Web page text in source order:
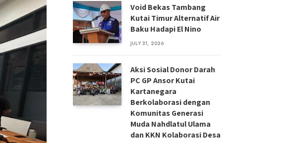
Void Bekas Tambang
Kutai Timur Alternatif Air
Baku Hadapi El Nino
JULY 31, 2026
Aksi Sosial Donor Darah
PC GP Ansor Kutai
Kartanegara
Berkolaborasi dengan
Komunitas Generasi
Muda Nahdlatul Ulama
dan KKN Kolaborasi Desa